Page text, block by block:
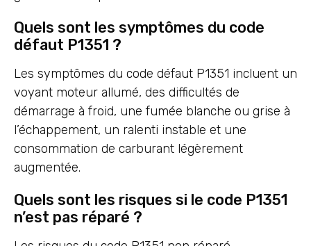
Quels sont les symptômes du code
défaut P1351 ?
Les symptômes du code défaut P1351 incluent un
voyant moteur allumé, des difficultés de
démarrage à froid, une fumée blanche ou grise à
l’échappement, un ralenti instable et une
consommation de carburant légèrement
augmentée.
Quels sont les risques si le code P1351
n’est pas réparé ?